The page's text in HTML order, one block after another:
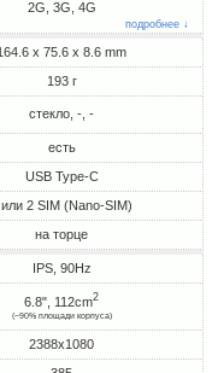
2G, 3G, 4G
подробнее ↓
x 75.6 x 8.6 mm
193 г
стекло, -, -
есть
USB Type-C
или 2 SIM (Nano-SIM)
на торце
IPS, 90Hz
6.8", 112cm2
(~90% площади корпуса)
2388x1080